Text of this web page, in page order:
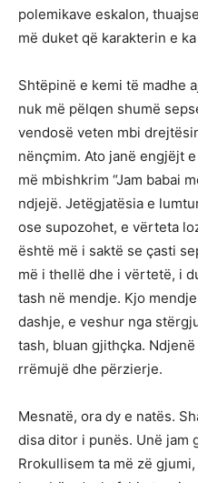
polemikave eskalon,
më duket që karakterin e
Shtëpinë e kemi të madhe
nuk më pëlqen shumë
vendosë veten mbi
nënçmim. Ato janë engjëjt
më mbishkrim “Jam babai
ndjejë. Jetëgjatësia e
ose supozohet, e vërteta
është më i saktë se çasti
më i thellë dhe i vërtetë, i
tash në mendje. Kjo
dashje, e veshur nga
tash, bluan gjithçka.
rrëmujë dhe përzierje.
Mesnatë, ora dy e natës.
disa ditor i punës. Unë jam
Rrokullisem ta më zë